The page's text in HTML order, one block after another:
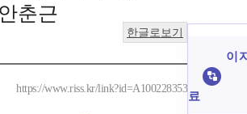
춘근
한글로보기
https://www.riss.kr/link?id=A100228353
이
료